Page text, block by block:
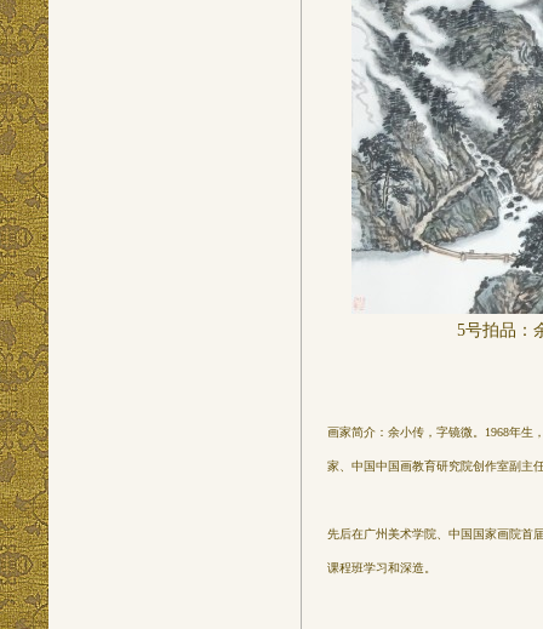
5号拍品：
画家简介：余小传，字镜微。1968年生
家、中国中国画教育研究院创作室副主
先后在广州美术学院、中国国家画院首
课程班学习和深造。